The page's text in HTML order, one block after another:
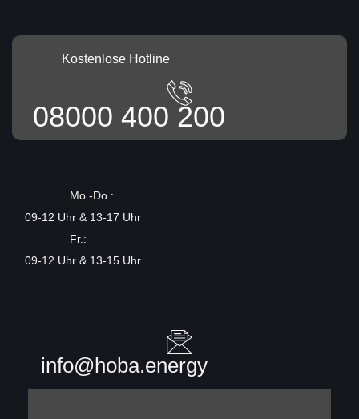
Kostenlose Hotline
08000 400 200
Mo.-Do.:
09-12 Uhr & 13-17 Uhr
Fr.:
09-12 Uhr & 13-15 Uhr
info@hoba.energy